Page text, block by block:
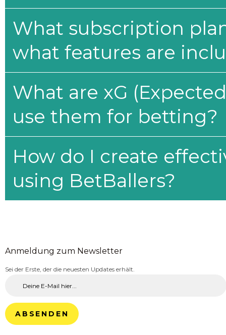
What subscription
what features are
What are xG
use them for betting?
How do I create
using BetBallers?
Anmeldung zum Newsletter
Sei der Erste, der die neuesten Updates erhält.
ABSENDEN